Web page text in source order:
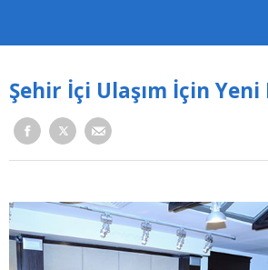
Şehir İçi Ulaşım İçin